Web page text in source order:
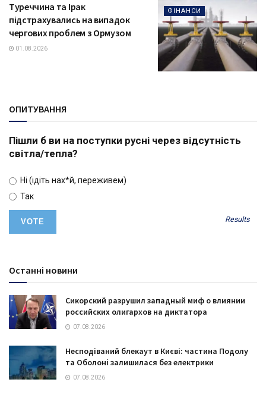
ФІНАНСИ
Туреччина та Ірак
підстрахувались на випадок
чергових проблем з Ормузом
01.08.2026
ОПИТУВАННЯ
Пішли б ви на поступки русні через відсутність
світла/тепла?
Ні (ідіть нах*й, переживем)
Так
Results
Останні новини
Сикорский разрушил западный миф о влиянии
российских олигархов на диктатора
07.08.2026
Несподіваний блекаут в Києві: частина Подолу
та Оболоні залишилася без електрики
07.08.2026